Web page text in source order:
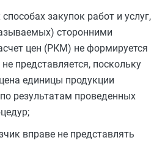
закупок работ и услуг,
сторонними
цен (РКМ) не формируется
не представляется, поскольку
единицы продукции
результатам проведенных
вправе не представлять